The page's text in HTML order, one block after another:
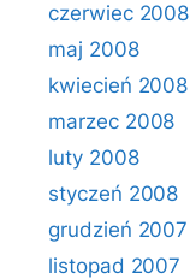
czerwiec 2008
maj 2008
kwiecień 2008
marzec 2008
luty 2008
styczeń 2008
grudzień 2007
listopad 2007